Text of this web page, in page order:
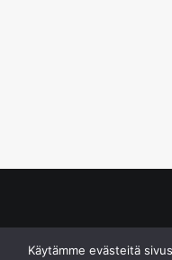
Käytämme evästeitä